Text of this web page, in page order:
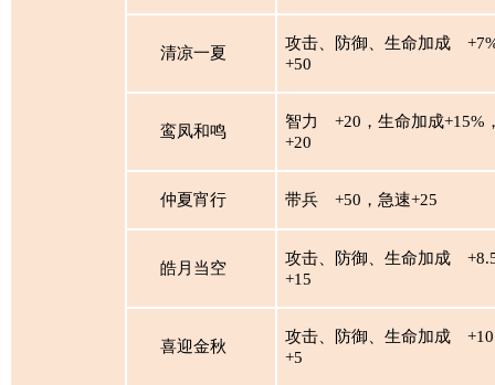
清凉一夏
攻击、防御、生命加成
+50
鸾凤和鸣
智力
+20，生命加成+15%
+20
仲夏宵行 带兵 +50，急速+25
皓月当空
攻击、防御、生命加成
+15
喜迎金秋
攻击、防御、生命加成
+5